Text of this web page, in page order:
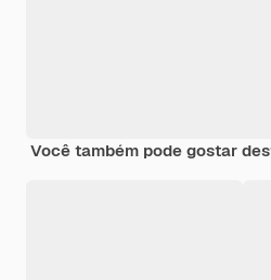
Você também pode gostar